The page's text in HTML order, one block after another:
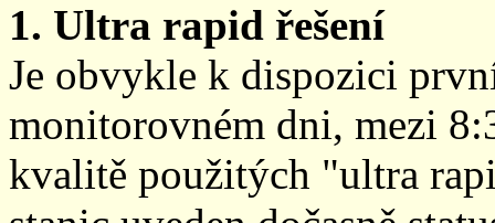
1. Ultra rapid řešení
Je obvykle k dispozici
monitorovném dni, mezi
kvalitě použitých "ultra